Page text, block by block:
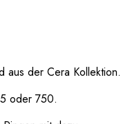
der Cera Kollektion.
oder 750.